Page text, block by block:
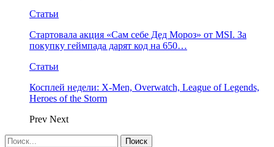
Статьи
Стартовала акция «Сам себе Дед Мороз» от MSI. За
покупку геймпада дарят код на 650…
Статьи
Косплей недели: X-Men, Overwatch, League of Legends,
Heroes of the Storm
Prev Next